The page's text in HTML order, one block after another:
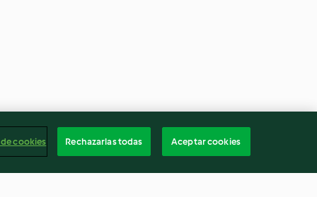
cookies Rechazarlas todas Aceptar cookies